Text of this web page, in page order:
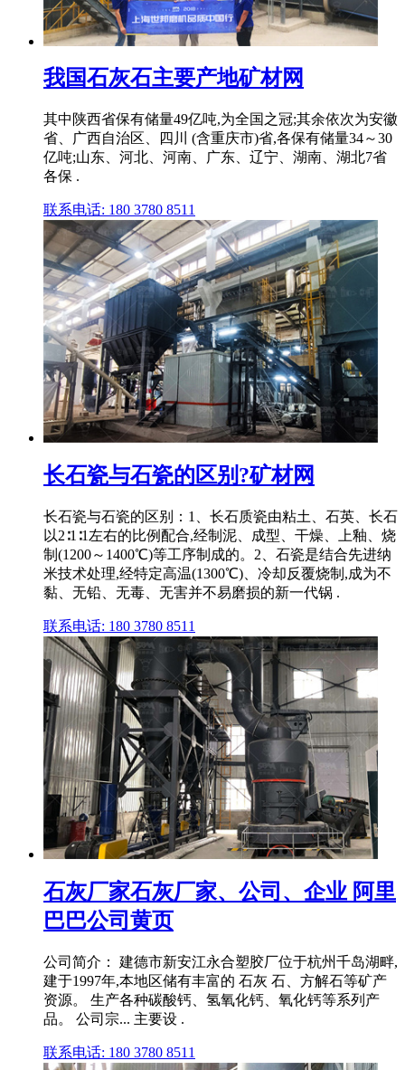
我国石灰石主要产地矿材网
其中陕西省保有储量49亿吨,为全国之冠;其余依次为安徽
省、广西自治区、四川 (含重庆市)省,各保有储量34～30
亿吨;山东、河北、河南、广东、辽宁、湖南、湖北7省
各保 .
联系电话: 180 3780 8511
长石瓷与石瓷的区别?矿材网
长石瓷与石瓷的区别：1、长石质瓷由粘土、石英、长石
以2∶1∶1左右的比例配合,经制泥、成型、干燥、上釉、烧
制(1200～1400℃)等工序制成的。2、石瓷是结合先进纳
米技术处理,经特定高温(1300℃)、冷却反覆烧制,成为不
黏、无铅、无毒、无害并不易磨损的新一代锅 .
联系电话: 180 3780 8511
石灰厂家石灰厂家、公司、企业 阿里
巴巴公司黄页
公司简介： 建德市新安江永合塑胶厂位于杭州千岛湖畔,
建于1997年,本地区储有丰富的 石灰 石、方解石等矿产
资源。 生产各种碳酸钙、氢氧化钙、氧化钙等系列产
品。 公司宗... 主要设 .
联系电话: 180 3780 8511